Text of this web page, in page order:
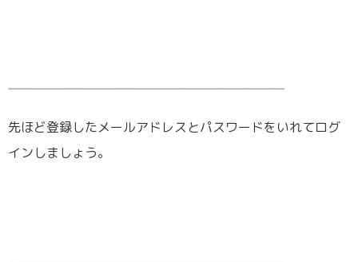
先ほど登録したメールアドレスとパスワードをいれてログ
インしましょう。